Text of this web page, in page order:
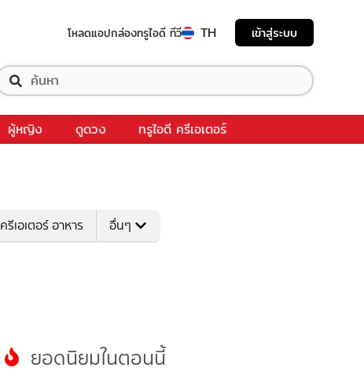
โหลดแอปกล่องทรูไอดี ทีวี TH เข้าสู่ระบบ
ผู้หญิง ดูดวง ทรูไอดี ครีเอเตอร์
ครีเอเตอร์ อาหาร อื่นๆ
ยอดนิยมในตอนนี้